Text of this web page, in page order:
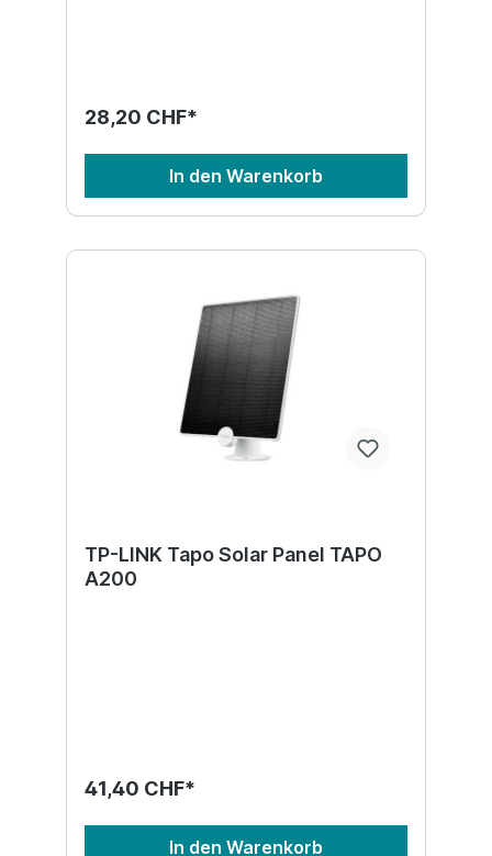
28,20 CHF*
In den Warenkorb
TP-LINK Tapo Solar Panel TAPO
A200
41,40 CHF*
In den Warenkorb